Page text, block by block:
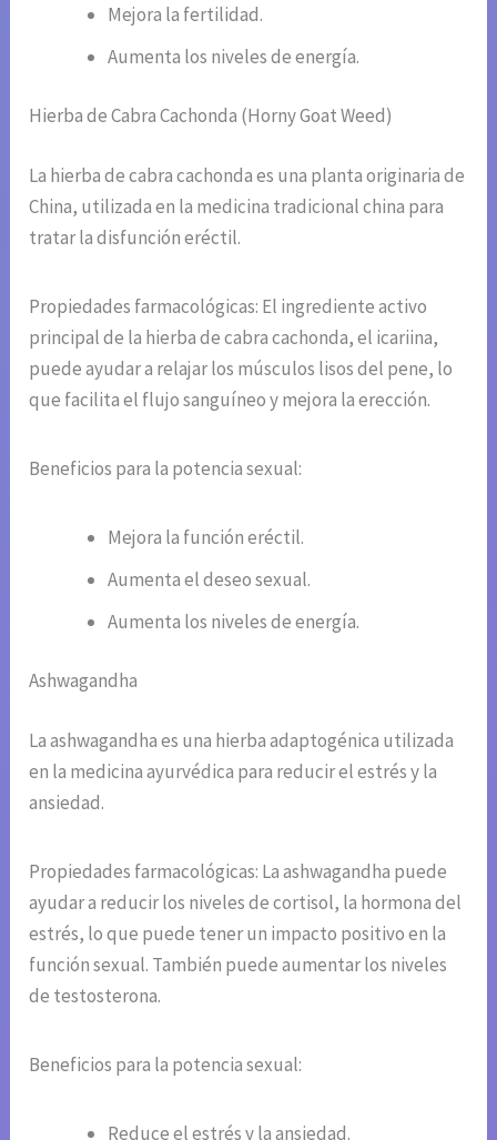
Mejora la fertilidad.
Aumenta los niveles de energía.
Hierba de Cabra Cachonda (Horny Goat Weed)
La hierba de cabra cachonda es una planta originaria de
China, utilizada en la medicina tradicional china para
tratar la disfunción eréctil.
Propiedades farmacológicas: El ingrediente activo
principal de la hierba de cabra cachonda, el icariina,
puede ayudar a relajar los músculos lisos del pene, lo
que facilita el flujo sanguíneo y mejora la erección.
Beneficios para la potencia sexual:
Mejora la función eréctil.
Aumenta el deseo sexual.
Aumenta los niveles de energía.
Ashwagandha
La ashwagandha es una hierba adaptogénica utilizada
en la medicina ayurvédica para reducir el estrés y la
ansiedad.
Propiedades farmacológicas: La ashwagandha puede
ayudar a reducir los niveles de cortisol, la hormona del
estrés, lo que puede tener un impacto positivo en la
función sexual. También puede aumentar los niveles
de testosterona.
Beneficios para la potencia sexual:
Reduce el estrés y la ansiedad.